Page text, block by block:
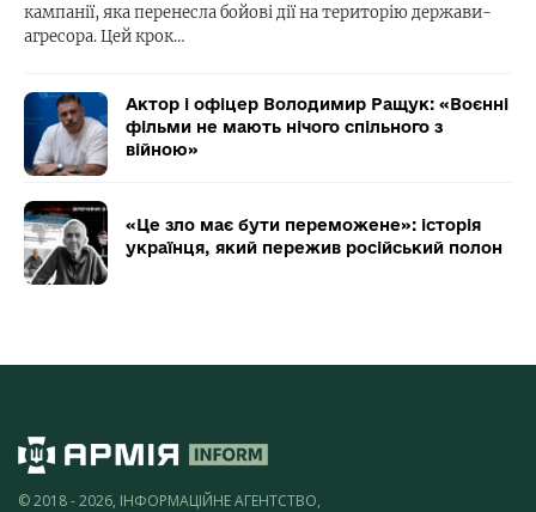
кампанії, яка перенесла бойові дії на територію держави-
агресора. Цей крок…
Актор і офіцер Володимир Ращук: «Воєнні
фільми не мають нічого спільного з
війною»
«Це зло має бути переможене»: історія
українця, який пережив російський полон
© 2018 - 2026, ІНФОРМАЦІЙНЕ АГЕНТСТВО,